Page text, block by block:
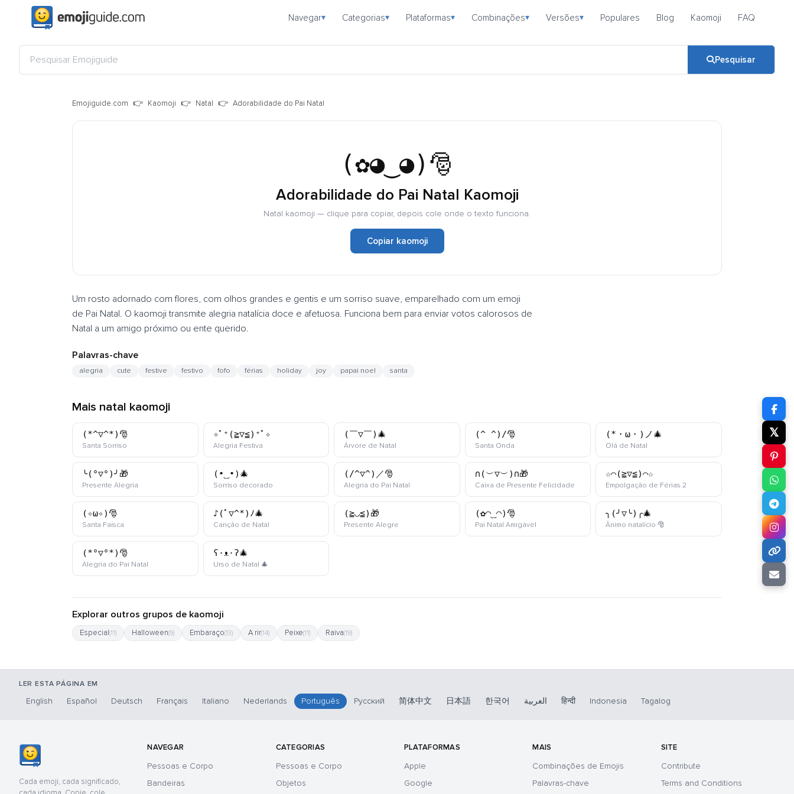
Navegar▾ Categorias▾ Plataformas▾ Combinações▾ Versões▾ Populares Blog Kaomoji FAQ
Pesquisar
Emojiguide.com Kaomoji Natal Adorabilidade do Pai Natal
(✿◕‿◕)🎅
Adorabilidade do Pai Natal Kaomoji
Natal kaomoji — clique para copiar, depois cole onde o texto funciona.
Copiar kaomoji
Um rosto adornado com flores, com olhos grandes e gentis e um sorriso suave, emparelhado com um emoji
de Pai Natal. O kaomoji transmite alegria natalícia doce e afetuosa. Funciona bem para enviar votos calorosos de
Natal a um amigo próximo ou ente querido.
Palavras-chave
alegria cute festive festivo fofo férias holiday joy papai noel santa
Mais natal kaomoji
(*^▽^*)🎅
Santa Sorriso
✧ﾟ⁺(≧▽≦)⁺ﾟ✧
Alegria Festivakaomoji
(￣▽￣)🎄
Árvore de Natal
(^_^)/🎅
Santa Ondakaomoji
(*・ω・)ノ🎄
Olá de Natal
╰(°▽°)╯🎁
Presente Alegria
(•‿•)🎄
Sorriso decoradokaomoji
(/^▽^)／🎅
Alegria do Pai Natal
∩(︶▽︶)∩🎁
Caixa de Presente Felicidadekaomoji
☆⌒(≧▽≦)⌒☆
Empolgação de Férias 2
(✧ω✧)🎅
Santa Faísca
♪(ﾟ▽^*)ﾉ🎄
Canção de Natalkaomoji
(≧◡≦)🎁
Presente Alegre
(✿◠‿◠)🎅
Pai Natal Amigávelkaomoji
╮(╯▽╰)╭🎄
Ânimo natalício 🎅
(*°▽°*)🎅
Alegria do Pai Natal
ʕ·ᴥ·ʔ🎄
Urso de Natal 🎄kaomoji
Explorar outros grupos de kaomoji
Especial(11) Halloween(9) Embaraço(13) A rir(14) Peixe(11) Raiva(19)
𝕏
LER ESTA PÁGINA EM
English Español Deutsch Français Italiano Nederlands Português Русский 简体中文 日本語 한국어 العربية हिन्दी Indonesia Tagalog
Cada emoji, cada significado,
NAVEGAR
Pessoas e Corpo
Bandeiras
CATEGORIAS
Pessoas e Corpo
Objetos
PLATAFORMAS
Apple
Google
MAIS
Combinações de Emojis
Palavras-chave
SITE
Contribute
Terms and Conditions